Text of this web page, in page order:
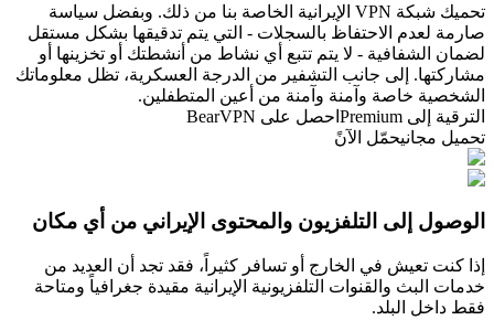
تحميك شبكة VPN الإيرانية الخاصة بنا من ذلك. وبفضل سياسة
صارمة لعدم الاحتفاظ بالسجلات - التي يتم تدقيقها بشكل مستقل
لضمان الشفافية - لا يتم تتبع أي نشاط من أنشطتك أو تخزينها أو
مشاركتها. إلى جانب التشفير من الدرجة العسكرية، تظل معلوماتك
الشخصية خاصة وآمنة وآمنة من أعين المتطفلين.
الترقية إلى Premium
احصل على BearVPN
تحميل مجانيحمّل الآنً
الوصول إلى التلفزيون والمحتوى الإيراني من أي مكان
إذا كنت تعيش في الخارج أو تسافر كثيراً، فقد تجد أن العديد من
خدمات البث والقنوات التلفزيونية الإيرانية مقيدة جغرافياً ومتاحة
فقط داخل البلد.